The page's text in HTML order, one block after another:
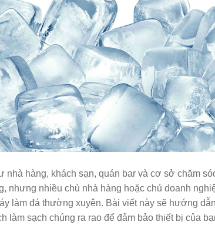
nhà hàng, khách sạn, quán bar và cơ sở chăm
nhưng nhiều chủ nhà hàng hoặc chủ doanh
làm đá thường xuyên. Bài viết này sẽ hướng
làm sạch chúng ra rao để đảm bảo thiết bị của